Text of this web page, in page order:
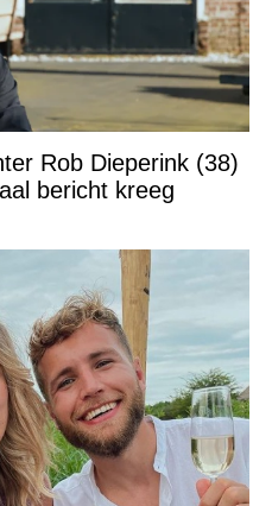
Rob Dieperink (38)
bericht kreeg